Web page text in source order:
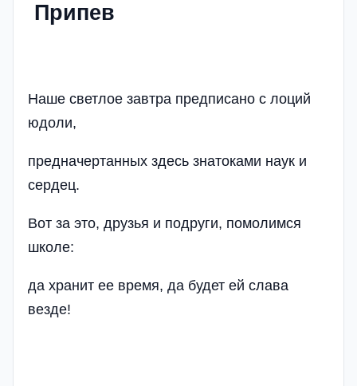
Припев
Наше светлое завтра предписано с лоций
юдоли,
предначертанных здесь знатоками наук и
сердец.
Вот за это, друзья и подруги, помолимся
школе:
да хранит ее время, да будет ей слава
везде!